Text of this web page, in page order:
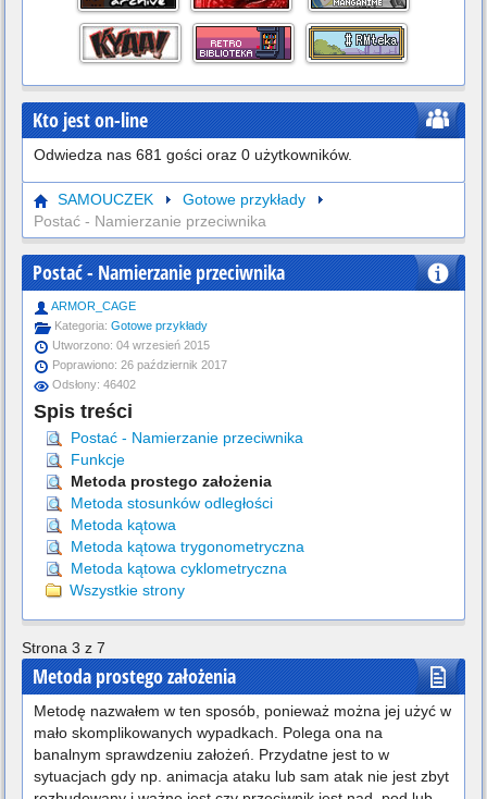
Kto jest on-line
Odwiedza nas 681 gości oraz 0 użytkowników.
SAMOUCZEK
Gotowe przykłady
Postać - Namierzanie przeciwnika
Postać - Namierzanie przeciwnika
ARMOR_CAGE
Kategoria: Gotowe przykłady
Utworzono: 04 wrzesień 2015
Poprawiono: 26 październik 2017
Odsłony: 46402
Spis treści
Postać - Namierzanie przeciwnika
Funkcje
Metoda prostego założenia
Metoda stosunków odległości
Metoda kątowa
Metoda kątowa trygonometryczna
Metoda kątowa cyklometryczna
Wszystkie strony
Strona 3 z 7
Metoda prostego założenia
Metodę nazwałem w ten sposób, ponieważ można jej użyć w
mało skomplikowanych wypadkach. Polega ona na
banalnym sprawdzeniu założeń. Przydatne jest to w
sytuacjach gdy np. animacja ataku lub sam atak nie jest zbyt